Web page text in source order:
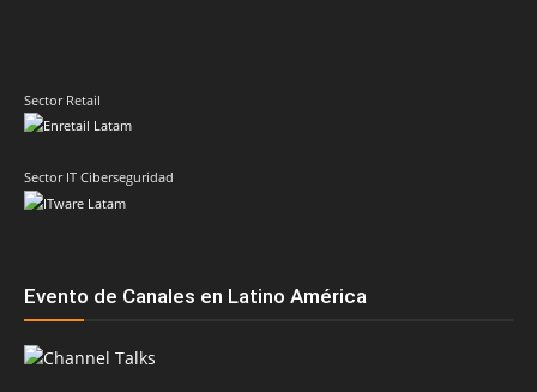
Sector Retail
Sector IT Ciberseguridad
Evento de Canales en Latino América